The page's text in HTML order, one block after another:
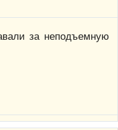
за неподъемную